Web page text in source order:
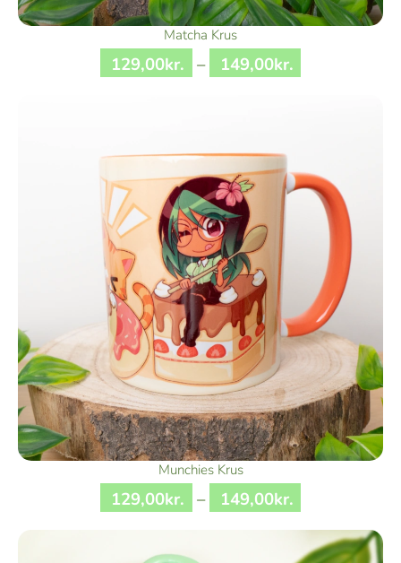
Matcha Krus
129,00kr. – 149,00kr.
Munchies Krus
129,00kr. – 149,00kr.